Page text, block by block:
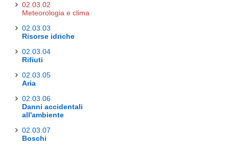
02.03.02
Meteorologia e clima
02.03.03
Risorse idriche
02.03.04
Rifiuti
02.03.05
Aria
02.03.06
Danni accidentali
all'ambiente
02.03.07
Boschi